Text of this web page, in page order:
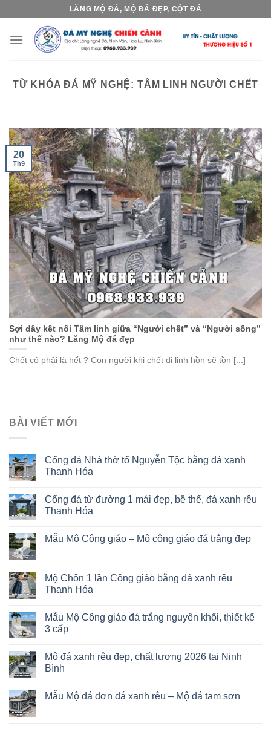
content
LĂNG MỘ ĐÁ, MỘ ĐÁ ĐẸP, CỘT ĐÁ
TỪ KHÓA ĐÁ MỸ NGHỆ: TÂM LINH NGƯỜI CHẾT
Sợi dây kết nối Tâm linh giữa “Người chết” và “Người sống”
như thế nào? Lăng Mộ đá đẹp
Chết có phải là hết ? Con người khi chết đi linh hồn sẽ tồn [...]
20
Th9
BÀI VIẾT MỚI
Cổng đá Nhà thờ tổ Nguyễn Tộc bằng đá xanh
Thanh Hóa
Cổng đá từ đường 1 mái đẹp, bề thế, đá xanh rêu
Thanh Hóa
Mẫu Mộ Công giáo – Mộ công giáo đá trắng đẹp
Mộ Chôn 1 lần Công giáo bằng đá xanh rêu
Thanh Hóa
Mẫu Mộ Công giáo đá trắng nguyên khối, thiết kế
3 cấp
Mộ đá xanh rêu đẹp, chất lượng 2026 tại Ninh
Bình
Mẫu Mộ đá đơn đá xanh rêu – Mộ đá tam sơn